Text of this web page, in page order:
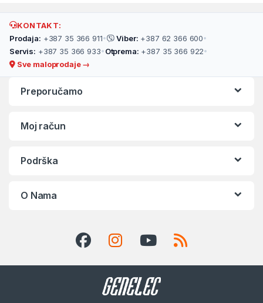
KONTAKT:
Prodaja: +387 35 366 911• Viber: +387 62 366 600•
Servis: +387 35 366 933• Otprema: +387 35 366 922•
Sve maloprodaje →
Preporučamo
Moj račun
Podrška
O Nama